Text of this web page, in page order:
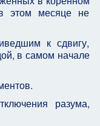
этом месяце не
к сдвигу,
в самом начале
разума,